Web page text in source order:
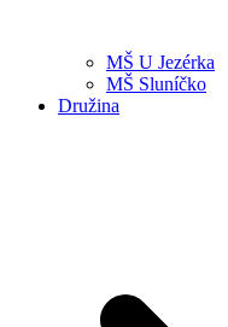
MŠ U Jezérka
MŠ Sluníčko
Družina